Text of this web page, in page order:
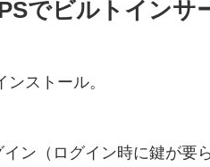
でビルトインサ
ストール。
イン（ログイン時に鍵が要